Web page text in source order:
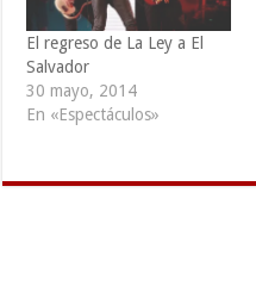
El regreso de La Ley a El
Salvador
30 mayo, 2014
En «Espectáculos»